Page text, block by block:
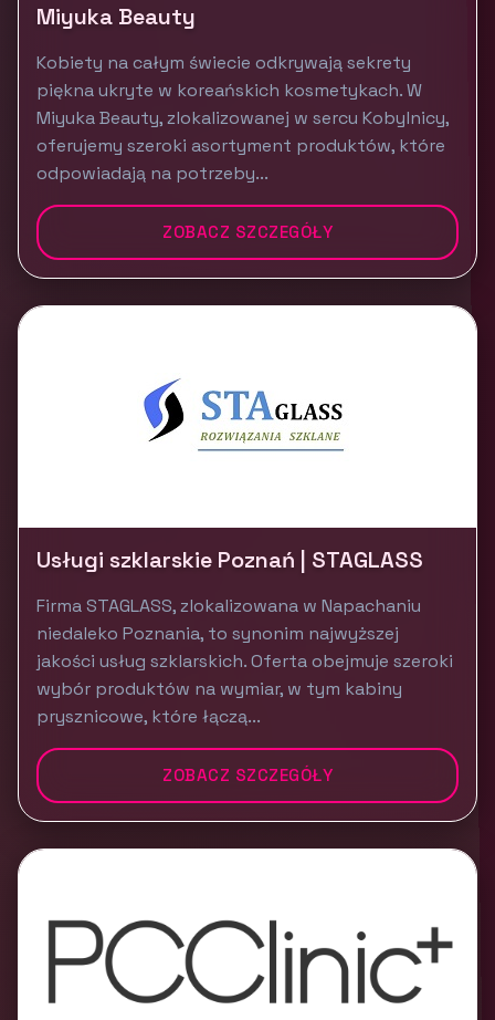
Miyuka Beauty
Kobiety na całym świecie odkrywają sekrety
piękna ukryte w koreańskich kosmetykach. W
Miyuka Beauty, zlokalizowanej w sercu Kobylnicy,
oferujemy szeroki asortyment produktów, które
odpowiadają na potrzeby...
ZOBACZ SZCZEGÓŁY
Usługi szklarskie Poznań | STAGLASS
Firma STAGLASS, zlokalizowana w Napachaniu
niedaleko Poznania, to synonim najwyższej
jakości usług szklarskich. Oferta obejmuje szeroki
wybór produktów na wymiar, w tym kabiny
prysznicowe, które łączą...
ZOBACZ SZCZEGÓŁY